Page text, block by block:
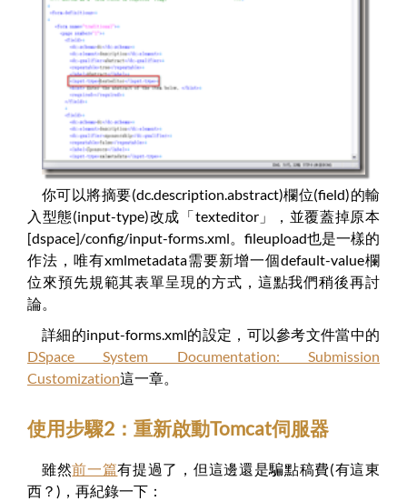
你可以將摘要(dc.description.abstract)欄位(field)的輸
入型態(input-type)改成「texteditor」，並覆蓋掉原本
[dspace]/config/input-forms.xml。fileupload也是一樣的
作法，唯有xmlmetadata需要新增一個default-value欄
位來預先規範其表單呈現的方式，這點我們稍後再討
論。
詳細的input-forms.xml的設定，可以參考文件當中的
DSpace System Documentation: Submission
Customization這一章。
使用步驟2：重新啟動Tomcat伺服器
雖然前一篇有提過了，但這邊還是騙點稿費(有這東
西？)，再紀錄一下：